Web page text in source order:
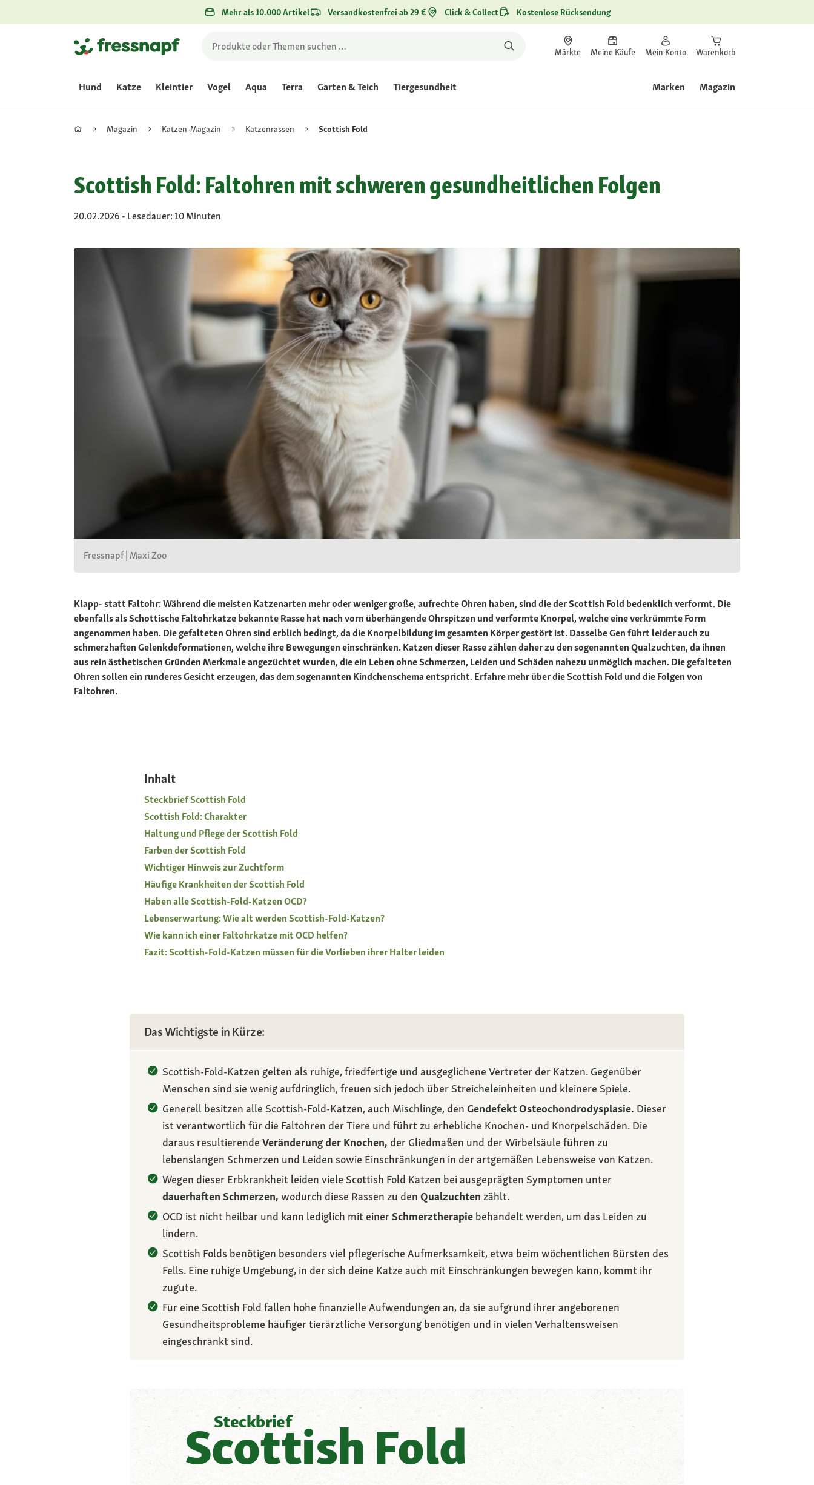
Mehr als 10.000 Artikel Versandkostenfrei ab 29 € Click & Collect Kostenlose Rücksendung
Märkte Meine Käufe Mein Konto Warenkorb
Hund Katze Kleintier Vogel Aqua Terra Garten & Teich Tiergesundheit Marken Magazin
Magazin Katzen-Magazin Katzenrassen Scottish Fold
Scottish Fold: Faltohren mit schweren gesundheitlichen Folgen
20.02.2026 - Lesedauer: 10 Minuten
Fressnapf | Maxi Zoo
Klapp- statt Faltohr: Während die meisten Katzenarten mehr oder weniger große, aufrechte Ohren haben, sind die der Scottish Fold bedenklich verformt. Die
ebenfalls als Schottische Faltohrkatze bekannte Rasse hat nach vorn überhängende Ohrspitzen und verformte Knorpel, welche eine verkrümmte Form
angenommen haben. Die gefalteten Ohren sind erblich bedingt, da die Knorpelbildung im gesamten Körper gestört ist. Dasselbe Gen führt leider auch zu
schmerzhaften Gelenkdeformationen, welche ihre Bewegungen einschränken. Katzen dieser Rasse zählen daher zu den sogenannten Qualzuchten, da ihnen
aus rein ästhetischen Gründen Merkmale angezüchtet wurden, die ein Leben ohne Schmerzen, Leiden und Schäden nahezu unmöglich machen. Die gefalteten
Ohren sollen ein runderes Gesicht erzeugen, das dem sogenannten Kindchenschema entspricht. Erfahre mehr über die Scottish Fold und die Folgen von
Faltohren.
Inhalt
Steckbrief Scottish Fold
Scottish Fold: Charakter
Haltung und Pflege der Scottish Fold
Farben der Scottish Fold
Wichtiger Hinweis zur Zuchtform
Häufige Krankheiten der Scottish Fold
Haben alle Scottish-Fold-Katzen OCD?
Lebenserwartung: Wie alt werden Scottish-Fold-Katzen?
Wie kann ich einer Faltohrkatze mit OCD helfen?
Fazit: Scottish-Fold-Katzen müssen für die Vorlieben ihrer Halter leiden
Das Wichtigste in Kürze:
Scottish-Fold-Katzen gelten als ruhige, friedfertige und ausgeglichene Vertreter der Katzen. Gegenüber
Menschen sind sie wenig aufdringlich, freuen sich jedoch über Streicheleinheiten und kleinere Spiele.
Generell besitzen alle Scottish-Fold-Katzen, auch Mischlinge, den Gendefekt Osteochondrodysplasie. Dieser
ist verantwortlich für die Faltohren der Tiere und führt zu erhebliche Knochen- und Knorpelschäden. Die
daraus resultierende Veränderung der Knochen, der Gliedmaßen und der Wirbelsäule führen zu
lebenslangen Schmerzen und Leiden sowie Einschränkungen in der artgemäßen Lebensweise von Katzen.
Wegen dieser Erbkrankheit leiden viele Scottish Fold Katzen bei ausgeprägten Symptomen unter
dauerhaften Schmerzen, wodurch diese Rassen zu den Qualzuchten zählt.
OCD ist nicht heilbar und kann lediglich mit einerSchmerztherapiebehandelt werden, um das Leiden zu
lindern.
Scottish Folds benötigen besonders viel pflegerische Aufmerksamkeit, etwa beim wöchentlichen Bürsten des
Fells. Eine ruhige Umgebung, in der sich deine Katze auch mit Einschränkungen bewegen kann, kommt ihr
zugute.
Für eine Scottish Fold fallen hohe finanzielle Aufwendungen an, da sie aufgrund ihrer angeborenen
Gesundheitsprobleme häufiger tierärztliche Versorgung benötigen und in vielen Verhaltensweisen
eingeschränkt sind.
Steckbrief
Scottish Fold